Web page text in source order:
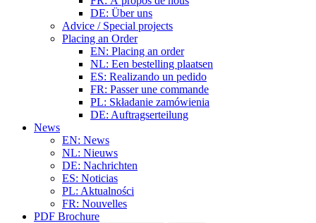
DE: Über uns
Advice / Special projects
Placing an Order
EN: Placing an order
NL: Een bestelling plaatsen
ES: Realizando un pedido
FR: Passer une commande
PL: Składanie zamówienia
DE: Auftragserteilung
News
EN: News
NL: Nieuws
DE: Nachrichten
ES: Noticias
PL: Aktualności
FR: Nouvelles
PDF Brochure